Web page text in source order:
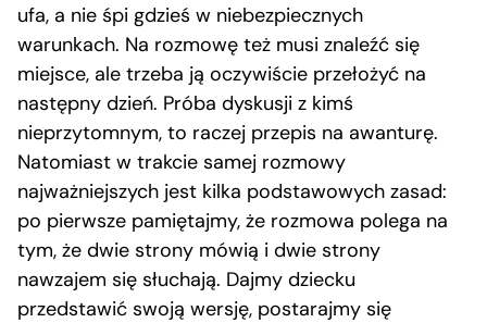
ufa, a nie śpi gdzieś w niebezpiecznych
warunkach. Na rozmowę też musi znaleźć się
miejsce, ale trzeba ją oczywiście przełożyć na
następny dzień. Próba dyskusji z kimś
nieprzytomnym, to raczej przepis na awanturę.
Natomiast w trakcie samej rozmowy
najważniejszych jest kilka podstawowych zasad:
po pierwsze pamiętajmy, że rozmowa polega na
tym, że dwie strony mówią i dwie strony
nawzajem się słuchają. Dajmy dziecku
przedstawić swoją wersję, postarajmy się